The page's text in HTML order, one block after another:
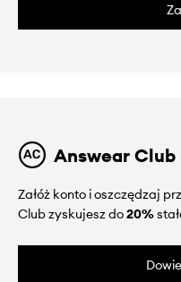
Answear Club
Załóż konto i oszczędzaj
Club zyskujesz do20%